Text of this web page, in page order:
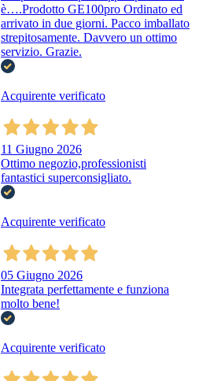
è….Prodotto GE100pro Ordinato ed
arrivato in due giorni. Pacco imballato
strepitosamente. Davvero un ottimo
servizio. Grazie.
Acquirente verificato
11 Giugno 2026
Ottimo negozio,professionisti
fantastici superconsigliato.
Acquirente verificato
05 Giugno 2026
Integrata perfettamente e funziona
molto bene!
Acquirente verificato